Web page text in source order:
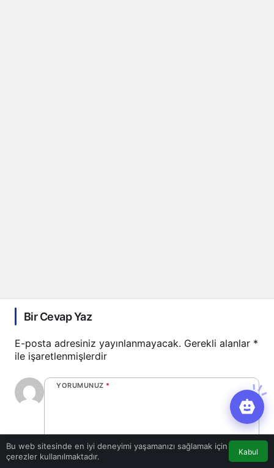
Bir Cevap Yaz
E-posta adresiniz yayınlanmayacak. Gerekli alanlar *
ile işaretlenmişlerdir
YORUMUNUZ *
0/30 karakter
Bu web sitesinde en iyi deneyimi yaşamanızı sağlamak için
çerezler kullanılmaktadır.
Kabul